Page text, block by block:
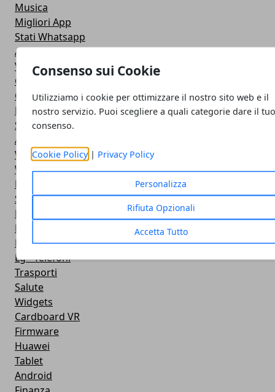
Consenso sui Cookie
Utilizziamo i cookie per ottimizzare il nostro sito web e il
nostro servizio. Puoi scegliere a quali categorie dare il
consenso.
Cookie Policy | Privacy Policy
Personalizza
Rifiuta Opzionali
Accetta Tutto
Musica
Migliori App
Stati Whatsapp
Applicazioni
Viaggi
Galaxy Note 5
Google Play
Fotografia
Stile di vita
Antivirus
Widget Orologio
Widget Meteo
Ricezione WiFi
Sport
Meteo
Rooting
Emulazione
Lg - Telefoni
Trasporti
Salute
Widgets
Cardboard VR
Firmware
Huawei
Tablet
Android